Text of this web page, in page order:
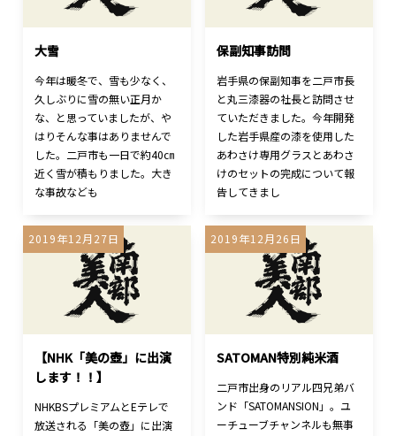
大雪
今年は暖冬で、雪も少なく、
久しぶりに雪の無い正月か
な、と思っていましたが、や
はりそんな事はありませんで
した。二戸市も一日で約40㎝
近く雪が積もりました。大き
な事故なども
保副知事訪問
岩手県の保副知事を二戸市長
と丸三漆器の社長と訪問させ
ていただきました。今年開発
した岩手県産の漆を使用した
あわさけ専用グラスとあわさ
けのセットの完成について報
告してきまし
2019年12月27日
【NHK「美の壺」に出演
します！！】
NHKBSプレミアムとEテレで
放送される「美の壺」に出演
2019年12月26日
SATOMAN特別純米酒
二戸市出身のリアル四兄弟バ
ンド「SATOMANSION」。ユ
ーチューブチャンネルも無事